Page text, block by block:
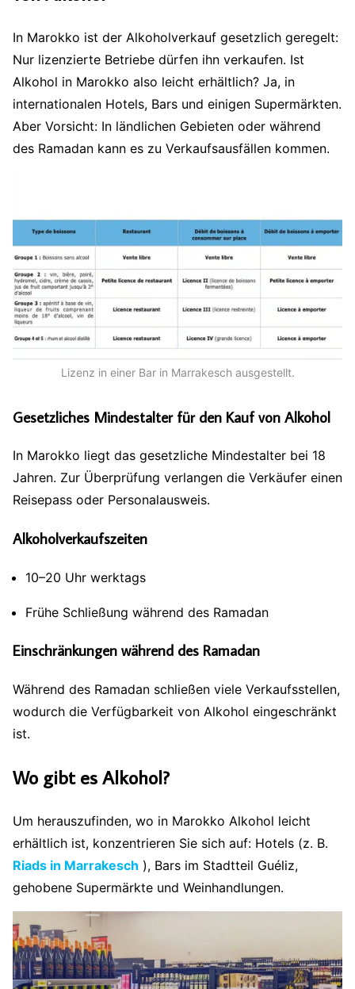
In Marokko ist der Alkoholverkauf gesetzlich geregelt:
Nur lizenzierte Betriebe dürfen ihn verkaufen. Ist
Alkohol in Marokko also leicht erhältlich? Ja, in
internationalen Hotels, Bars und einigen Supermärkten.
Aber Vorsicht: In ländlichen Gebieten oder während
des Ramadan kann es zu Verkaufsausfällen kommen.
Lizenz in einer Bar in Marrakesch ausgestellt.
Gesetzliches Mindestalter für den Kauf von Alkohol
In Marokko liegt das gesetzliche Mindestalter bei 18
Jahren. Zur Überprüfung verlangen die Verkäufer einen
Reisepass oder Personalausweis.
Alkoholverkaufszeiten
10–20 Uhr werktags
Frühe Schließung während des Ramadan
Einschränkungen während des Ramadan
Während des Ramadan schließen viele Verkaufsstellen,
wodurch die Verfügbarkeit von Alkohol eingeschränkt
ist.
Wo gibt es Alkohol?
Um herauszufinden, wo in Marokko Alkohol leicht
erhältlich ist, konzentrieren Sie sich auf: Hotels (z. B.
Riads in Marrakesch ), Bars im Stadtteil Guéliz,
gehobene Supermärkte und Weinhandlungen.